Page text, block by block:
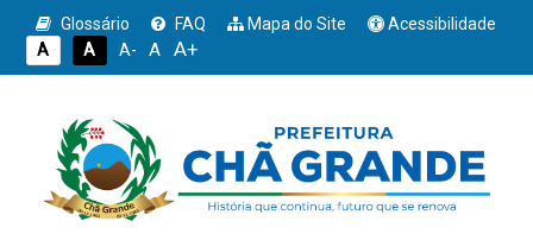
Glossário FAQ Mapa do Site
Acessibilidade
A
A A- A A+